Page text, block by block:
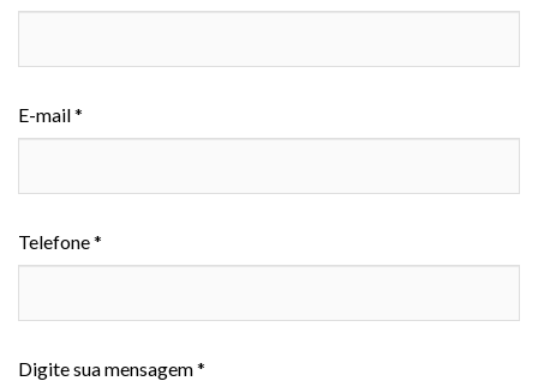
E-mail *
Telefone *
Digite sua mensagem *